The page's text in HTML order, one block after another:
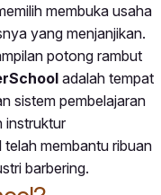
membuka usaha
yang menjanjikan.
potong rambut
adalah tempat
sistem pembelajaran
instruktur
membantu ribuan
barbering.